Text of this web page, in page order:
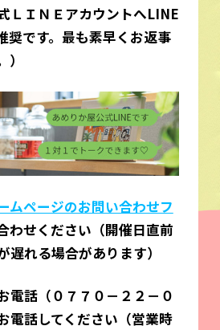
ＬＩＮＥアカウントへLINE
奨です。最も素早くお返事
ムページのお問い合わせフ
わせください（開催日直前
遅れる場合があります）
電話（０７７０－２２－０
電話してください（営業時